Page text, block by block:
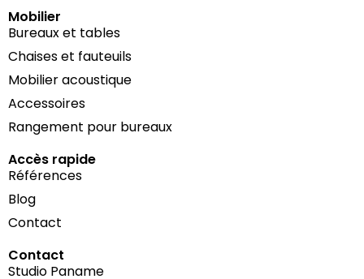
Mobilier
Bureaux et tables
Chaises et fauteuils
Mobilier acoustique
Accessoires
Rangement pour bureaux
Accès rapide
Références
Blog
Contact
Contact
Studio Paname